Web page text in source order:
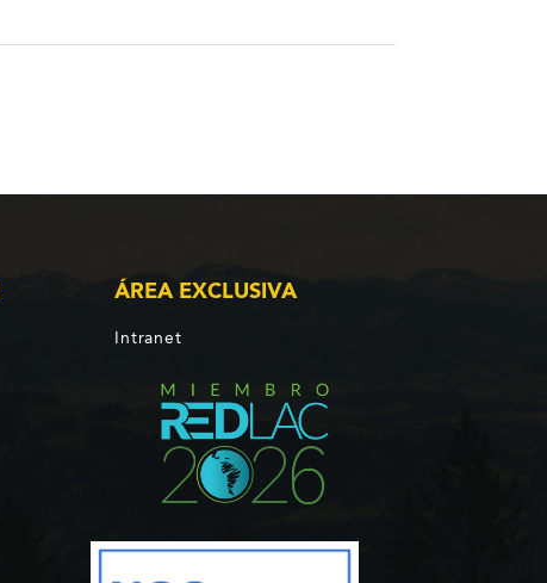
ÁREA EXCLUSIVA
Intranet